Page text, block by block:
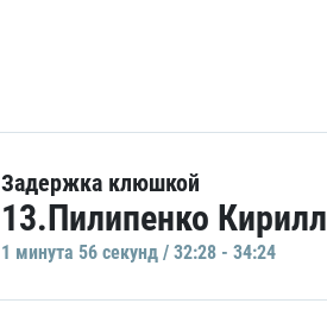
Задержка клюшкой
13.Пилипенко Кирилл
1 минутa 56 секунд / 32:28 - 34:24